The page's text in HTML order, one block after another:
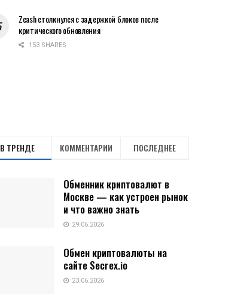
Zcash столкнулся с задержкой блоков после
критического обновления
153 SHARES
В ТРЕНДЕ КОММЕНТАРИИ ПОСЛЕДНЕЕ
Обменник криптовалют в
Москве — как устроен рынок
и что важно знать
29.06.2026
Обмен криптовалюты на
сайте Secrex.io
23.06.2026